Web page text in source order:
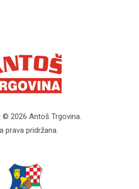
© 2026 Antoš Trgovina.
prava pridržana.